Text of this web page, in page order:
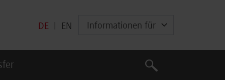
DE EN Informationen für
Suche
Suche